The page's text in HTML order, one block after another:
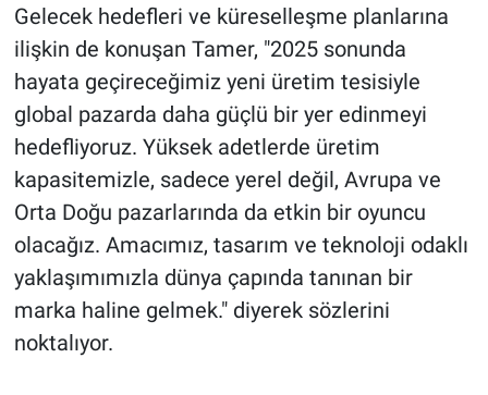
Gelecek hedefleri ve küreselleşme planlarına
ilişkin de konuşan Tamer, "2025 sonunda
hayata geçireceğimiz yeni üretim tesisiyle
global pazarda daha güçlü bir yer edinmeyi
hedefliyoruz. Yüksek adetlerde üretim
kapasitemizle, sadece yerel değil, Avrupa ve
Orta Doğu pazarlarında da etkin bir oyuncu
olacağız. Amacımız, tasarım ve teknoloji odaklı
yaklaşımımızla dünya çapında tanınan bir
marka haline gelmek." diyerek sözlerini
noktalıyor.